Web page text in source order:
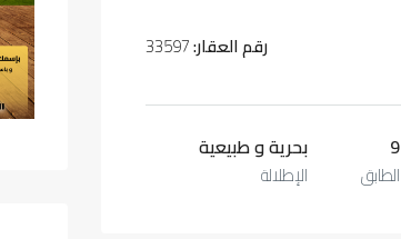
رقم العقار:
9
الطابق
بحرية و طبيعية
الإطلالة